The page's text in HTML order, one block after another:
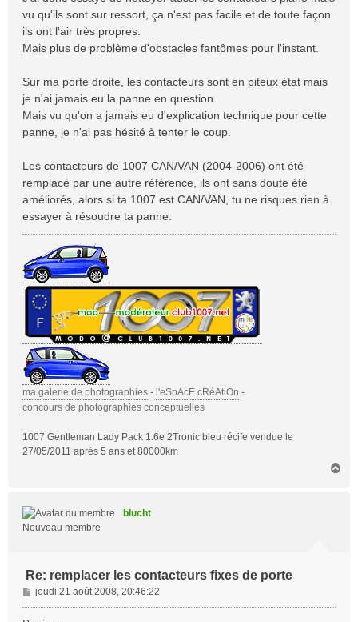
vu qu'ils sont sur ressort, ça n'est pas facile et de toute façon
ils ont l'air très propres.
Mais plus de problème d'obstacles fantômes pour l'instant.
Sur ma porte droite, les contacteurs sont en piteux état mais
je n'ai jamais eu la panne en question.
Mais vu qu'on a jamais eu d'explication technique pour cette
panne, je n'ai pas hésité à tenter le coup.
Les contacteurs de 1007 CAN/VAN (2004-2006) ont été
remplacé par une autre référence, ils ont sans doute été
améliorés, alors si ta 1007 est CAN/VAN, tu ne risques rien à
essayer à résoudre ta panne.
ma galerie de photographies - l'eSpAcE cRéAtiOn -
concours de photographies conceptuelles
1007 Gentleman Lady Pack 1.6e 2Tronic bleu récife vendue le
27/05/2011 après 5 ans et 80000km
blucht
Nouveau membre
Re: remplacer les contacteurs fixes de porte
M
e
s
jeudi 21 août 2008, 20:46:22